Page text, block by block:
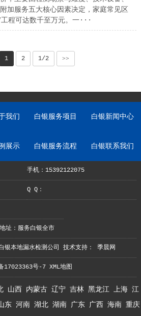
加服务五大核心因素决定，家庭常见区
程可达数千至万元。一···
1 2 1/2 >>
我们 白银服务项目 白银新闻中心
展示 白银服务流程 白银联系我们
手机：15392122075
Q Q：
地址：服务白银全市
本地漏水检测公司 技术支持：季晨网
17023363号-7 XML地图
山西 内蒙古 辽宁 吉林 黑龙江 上海 江
东 河南 湖北 湖南 广东 广西 海南 重庆